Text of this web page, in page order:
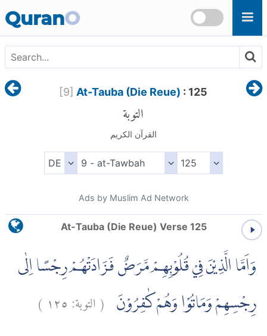
QuranO
[9] At-Tauba (Die Reue) : 125
التوبة
القرآن الكريم
Ads by Muslim Ad Network
At-Tauba (Die Reue) Verse 125
وَاَمَّا الَّذِيْنَ فِيْ قُلُوْبِهِمْ مَّرَضٌ فَزَادَتْهُمْ رِجْسًا اِلٰى
رِجْسِهِمْ وَمَاتُوْا وَهُمْ كٰفِرُوْنَ (التوبة:١٢٥ )